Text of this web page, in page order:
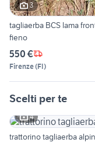
3
tagliaerba BCS lama
fieno
550 €
Firenze(FI)
Scelti per te
4
trattorino tagliaerba